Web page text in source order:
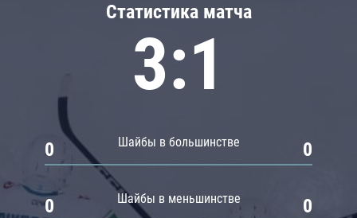
Статистика матча
3:1
Шайбы в большинстве
0 0
Шайбы в меньшинстве
0 0